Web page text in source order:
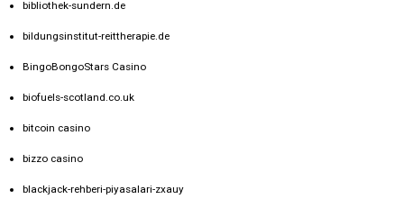
bibliothek-sundern.de
bildungsinstitut-reittherapie.de
BingoBongoStars Casino
biofuels-scotland.co.uk
bitcoin casino
bizzo casino
blackjack-rehberi-piyasalari-zxauy